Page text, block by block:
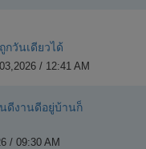
กวันเดียวได้
/ 12:41 AM
ดีงานดีอยู่บ้านก็
/ 09:30 AM